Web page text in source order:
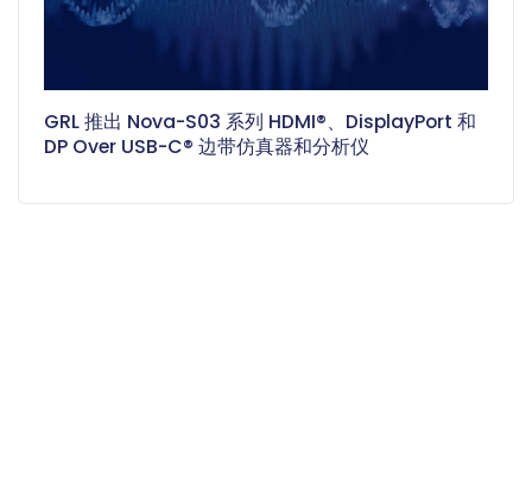
GRL 推出 Nova-S03 系列 HDMI®、DisplayPort 和
DP Over USB-C® 边带仿真器和分析仪